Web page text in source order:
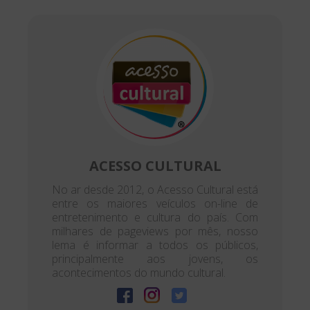
ACESSO CULTURAL
No ar desde 2012, o Acesso Cultural está
entre os maiores veículos on-line de
entretenimento e cultura do país. Com
milhares de pageviews por mês, nosso
lema é informar a todos os públicos,
principalmente aos jovens, os
acontecimentos do mundo cultural.